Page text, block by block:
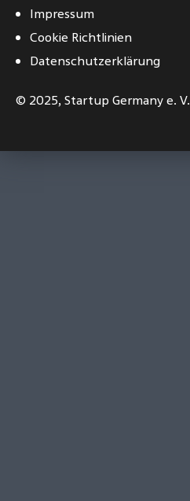
Impressum
Cookie Richtlinien
Datenschutzerklärung
© 2025,Startup Germany e. V.